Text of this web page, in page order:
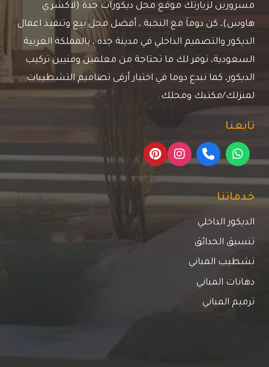
مسرورين لزيارتك موقع محل ديكورات جدة (لاكشري
هاوس)، كن دوماَ مع النخبة ، أفضل محل بيع وتنفيذ اعمال
الديكور والتصميم الداخلي في مدينة جده ، بالمملكة العربية
السعودية، نوفر لك ما تحتاجة من معلمين وفنيين تركيب
الديكور، كما نبدع دوما في اختيار أرقى تصاميم التشطيبات
لمنزلك/مكتبك ومحلك.
تابعنا
خدماتنا
الديكور الداخلي
تنسيق الحدائق
تشطيب المباني
دهانات المباني
ترميم المباني